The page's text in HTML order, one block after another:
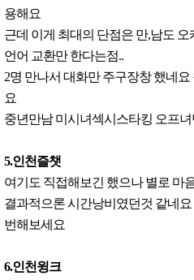
용해요
근데 이게 최대의 단점은 만,남도
언어 교환만 한다는점..
2명 만나서 대화만 주구장창 했네
요
중년만남 미시녀섹시스타킹 오프
5.인천즐챗
여기도 직접해보긴 했으나 별로 마
결과적으론 시간낭비였던것 같네
번해보세요
6.인천윙크